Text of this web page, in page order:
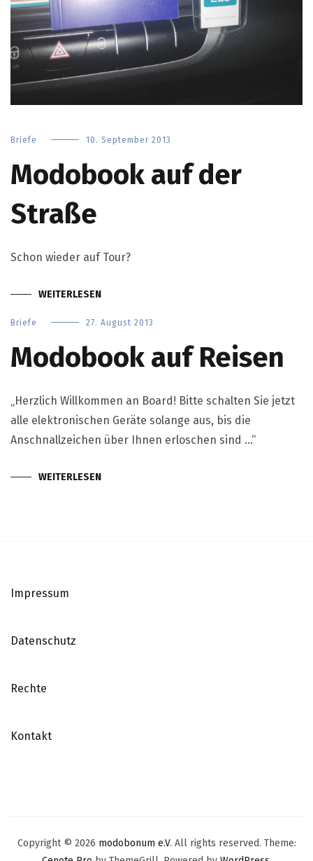
Briefe 10. September 2013
Modobook auf der
Straße
Schon wieder auf Tour?
WEITERLESEN
Briefe 27. August 2013
Modobook auf Reisen
„Herzlich Willkommen an Board! Bitte schalten Sie jetzt
alle elektronischen Geräte solange aus, bis die
Anschnallzeichen über Ihnen erloschen sind …“
WEITERLESEN
Impressum
Datenschutz
Rechte
Kontakt
Copyright © 2026 modobonum e.V. All rights reserved. Theme: